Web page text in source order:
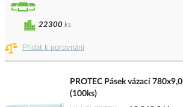
Přidat k porovnání
22300 ks
PROTEC Pásek vázací
(100ks)